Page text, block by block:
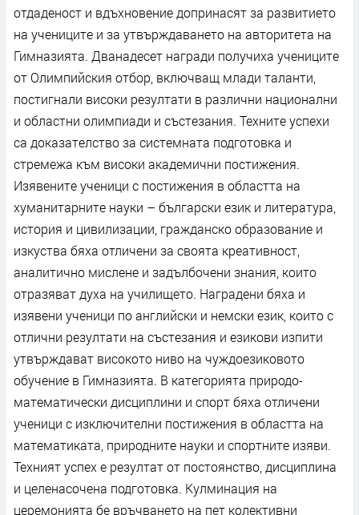
отдаденост и вдъхновение допринасят за развитието
на учениците и за утвърждаването на авторитета на
Гимназията. Дванадесет награди получиха учениците
от Олимпийския отбор, включващ млади таланти,
постигнали високи резултати в различни национални
и областни олимпиади и състезания. Техните успехи
са доказателство за системната подготовка и
стремежа към високи академични постижения.
Изявените ученици с постижения в областта на
хуманитарните науки – български език и литература,
история и цивилизации, гражданско образование и
изкуства бяха отличени за своята креативност,
аналитично мислене и задълбочени знания, които
отразяват духа на училището. Наградени бяха и
изявени ученици по английски и немски език, които с
отлични резултати на състезания и езикови изпити
утвърждават високото ниво на чуждоезиковото
обучение в Гимназията. В категорията природо-
математически дисциплини и спорт бяха отличени
ученици с изключителни постижения в областта на
математиката, природните науки и спортните изяви.
Техният успех е резултат от постоянство, дисциплина
и целенасочена подготовка. Кулминация на
церемонията бе връчването на пет колективни